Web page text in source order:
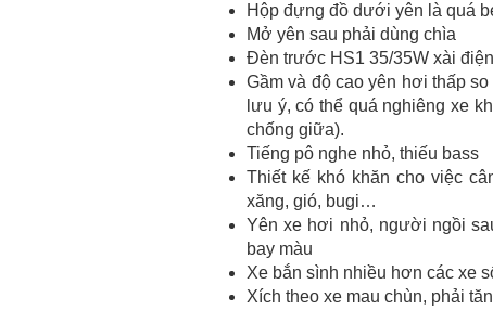
Hộp đựng đồ dưới yên là quá
Mở yên sau phải dùng chìa
Đèn trước HS1 35/35W xài
Gầm và độ cao yên hơi thấp
lưu ý, có thể quá nghiêng xe
chống giữa).
Tiếng pô nghe nhỏ, thiếu bass
Thiết kế khó khăn cho việc
xăng, gió, bugi…
Yên xe hơi nhỏ, người ngồi
bay màu
Xe bắn sình nhiều hơn các xe
Xích theo xe mau chùn, phải